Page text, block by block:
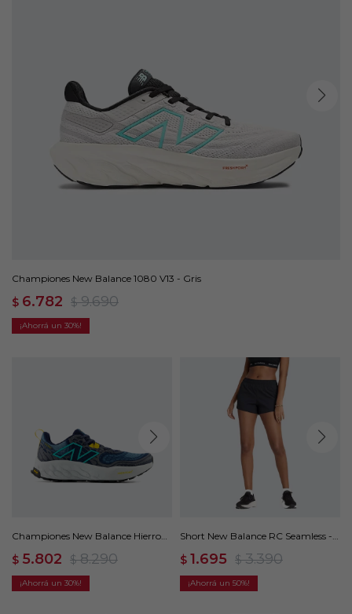
Championes New Balance 1080 V13 - Gris
$ 6.782 $ 9.690
30
Championes New Balance Hierro
$ 5.802 $ 8.290
30
Short New Balance RC Seamless -
$ 1.695 $ 3.390
50